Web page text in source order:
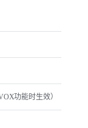
功能时生效）